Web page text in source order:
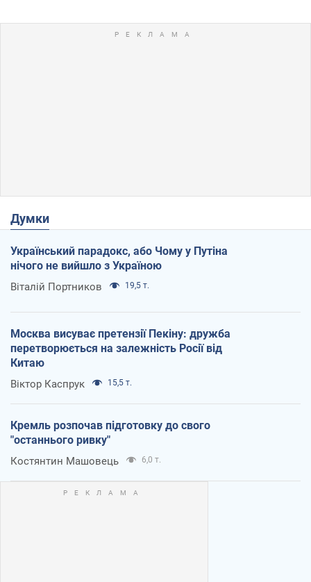
Думки
Український парадокс, або Чому у Путіна
нічого не вийшло з Україною
Віталій Портников 19,5 т.
Москва висуває претензії Пекіну: дружба
перетворюється на залежність Росії від
Китаю
Віктор Каспрук 15,5 т.
Кремль розпочав підготовку до свого
"останнього ривку"
Костянтин Машовець 6,0 т.